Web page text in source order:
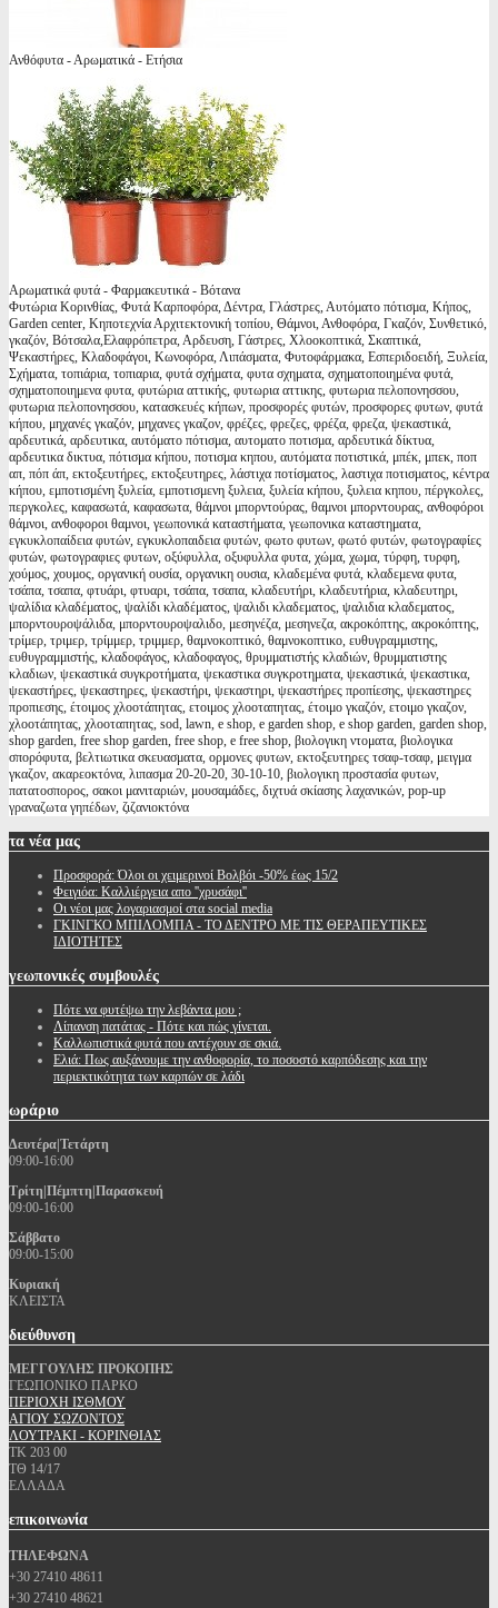
Ανθόφυτα - Αρωματικά - Ετήσια
Αρωματικά φυτά - Φαρμακευτικά - Βότανα
Φυτώρια Κορινθίας, Φυτά Καρποφόρα, Δέντρα, Γλάστρες, Αυτόματο πότισμα, Κήπος,
Garden center, Κηποτεχνία Αρχιτεκτονική τοπίου, Θάμνοι, Ανθοφόρα, Γκαζόν, Συνθετικό,
γκαζόν, Βότσαλα,Ελαφρόπετρα, Αρδευση, Γάστρες, Χλοοκοπτικά, Σκαπτικά,
Ψεκαστήρες, Κλαδοφάγοι, Κωνοφόρα, Λιπάσματα, Φυτοφάρμακα, Εσπεριδοειδή, Ξυλεία,
Σχήματα, τοπιάρια, τοπιαρια, φυτά σχήματα, φυτα σχηματα, σχηματοποιημένα φυτά,
σχηματοποιημενα φυτα, φυτώρια αττικής, φυτωρια αττικης, φυτωρια πελοπονησσου,
φυτωρια πελοπονησσου, κατασκευές κήπων, προσφορές φυτών, προσφορες φυτων, φυτά
κήπου, μηχανές γκαζόν, μηχανες γκαζον, φρέζες, φρεζες, φρέζα, φρεζα, ψεκαστικά,
αρδευτικά, αρδευτικα, αυτόματο πότισμα, αυτοματο ποτισμα, αρδευτικά δίκτυα,
αρδευτικα δικτυα, πότισμα κήπου, ποτισμα κηπου, αυτόματα ποτιστικά, μπέκ, μπεκ, ποπ
απ, πόπ άπ, εκτοξευτήρες, εκτοξευτηρες, λάστιχα ποτίσματος, λαστιχα ποτισματος, κέντρα
κήπου, εμποτισμένη ξυλεία, εμποτισμενη ξυλεια, ξυλεία κήπου, ξυλεια κηπου, πέργκολες,
περγκολες, καφασωτά, καφασωτα, θάμνοι μπορντούρας, θαμνοι μπορντουρας, ανθοφόροι
θάμνοι, ανθοφοροι θαμνοι, γεωπονικά καταστήματα, γεωπονικα καταστηματα,
εγκυκλοπαίδεια φυτών, εγκυκλοπαιδεια φυτών, φωτο φυτων, φωτό φυτών, φωτογραφίες
φυτών, φωτογραφιες φυτων, οξύφυλλα, οξυφυλλα φυτα, χώμα, χωμα, τύρφη, τυρφη,
χούμος, χουμος, οργανική ουσία, οργανικη ουσια, κλαδεμένα φυτά, κλαδεμενα φυτα,
τσάπα, τσαπα, φτυάρι, φτυαρι, τσάπα, τσαπα, κλαδευτήρι, κλαδευτήρια, κλαδευτηρι,
ψαλίδια κλαδέματος, ψαλίδι κλαδέματος, ψαλιδι κλαδεματος, ψαλιδια κλαδεματος,
μπορντουροψάλιδα, μπορντουροψαλιδο, μεσηνέζα, μεσηνεζα, ακροκόπτης, ακροκόπτης,
τρίμερ, τριμερ, τρίμμερ, τριμμερ, θαμνοκοπτικό, θαμνοκοπτικο, ευθυγραμμιστης,
ευθυγραμμιστής, κλαδοφάγος, κλαδοφαγος, θρυμματιστής κλαδιών, θρυμματιστης
κλαδιων, ψεκαστικά συγκροτήματα, ψεκαστικα συγκροτηματα, ψεκαστικά, ψεκαστικα,
ψεκαστήρες, ψεκαστηρες, ψεκαστήρι, ψεκαστηρι, ψεκαστήρες προπίεσης, ψεκαστηρες
προπιεσης, έτοιμος χλοοτάπητας, ετοιμος χλοοταπητας, έτοιμο γκαζόν, ετοιμο γκαζον,
χλοοτάπητας, χλοοταπητας, sod, lawn, e shop, e garden shop, e shop garden, garden shop,
shop garden, free shop garden, free shop, e free shop, βιολογικη ντοματα, βιολογικα
σπορόφυτα, βελτιωτικα σκευασματα, ορμονες φυτων, εκτοξευτηρες τσαφ-τσαφ, μειγμα
γκαζον, ακαρεοκτόνα, λιπασμα 20-20-20, 30-10-10, βιολογικη προστασία φυτων,
πατατοσπορος, σακοι μανιταριών, μουσαμάδες, διχτυά σκίασης λαχανικών, pop-up
γραναζωτα γηπέδων, ζιζανιοκτόνα
τα νέα μας
Προσφορά: Όλοι οι χειμερινοί Βολβόι -50% έως 15/2
Φειγιόα: Καλλιέργεια απο ''χρυσάφι''
Oι νέοι μας λογαριασμοί στα social media
ΓΚΙΝΓΚΟ ΜΠΙΛΟΜΠΑ - ΤΟ ΔΕΝΤΡΟ ΜΕ ΤΙΣ ΘΕΡΑΠΕΥΤΙΚΕΣ
ΙΔΙΟΤΗΤΕΣ
γεωπονικές συμβουλές
Πότε να φυτέψω την λεβάντα μου ;
Λίπανση πατάτας - Πότε και πώς γίνεται.
Καλλωπιστικά φυτά που αντέχουν σε σκιά.
Ελιά: Πως αυξάνουμε την ανθοφορία, το ποσοστό καρπόδεσης και την
περιεκτικότητα των καρπών σε λάδι
ωράριο
Δευτέρα|Τετάρτη
09:00-16:00
Τρίτη|Πέμπτη|Παρασκευή
09:00-16:00
Σάββατο
09:00-15:00
Κυριακή
ΚΛΕΙΣΤΑ
διεύθυνση
ΜΕΓΓΟΥΛΗΣ ΠΡΟΚΟΠΗΣ
ΓΕΩΠΟΝΙΚΟ ΠΑΡΚΟ
ΠΕΡΙΟΧΗ ΙΣΘΜΟΥ
ΑΓΙΟΥ ΣΩΖΟΝΤΟΣ
ΛΟΥΤΡΑΚΙ - ΚΟΡΙΝΘΙΑΣ
ΤΚ 203 00
ΤΘ 14/17
ΕΛΛΑΔΑ
επικοινωνία
ΤΗΛΕΦΩΝΑ
+30 27410 48611
+30 27410 48621